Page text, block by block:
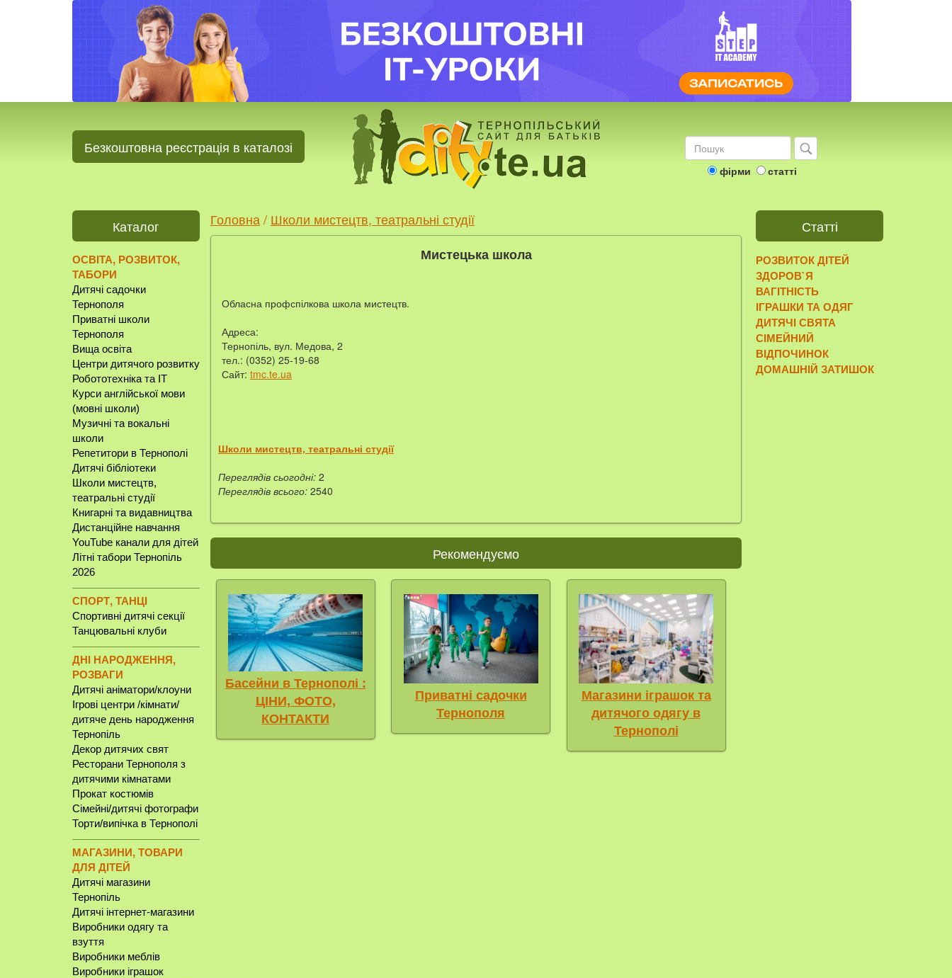
Безкоштовна реєстрація в каталозі
фірми статті
Каталог
ОСВІТА, РОЗВИТОК,
ТАБОРИ
Дитячі садочки
Тернополя
Приватні школи
Тернополя
Вища освіта
Центри дитячого розвитку
Робототехніка та IT
Курси англійської мови
(мовні школи)
Музичні та вокальні
школи
Репетитори в Тернополі
Дитячі бібліотеки
Школи мистецтв,
театральні студії
Книгарні та видавництва
Дистанційне навчання
YouTube канали для дітей
Літні табори Тернопіль
2026
СПОРТ, ТАНЦІ
Спортивні дитячі секції
Танцювальні клуби
ДНІ НАРОДЖЕННЯ,
РОЗВАГИ
Дитячі аніматори/клоуни
Ігрові центри /кімнати/
дитяче день народження
Тернопіль
Декор дитячих свят
Ресторани Тернополя з
дитячими кімнатами
Прокат костюмів
Сімейні/дитячі фотографи
Торти/випічка в Тернополі
МАГАЗИНИ, ТОВАРИ
ДЛЯ ДІТЕЙ
Дитячі магазини
Тернопіль
Дитячі інтернет-магазини
Виробники одягу та
взуття
Виробники меблів
Виробники іграшок
Головна / Школи мистецтв, театральні студії
Мистецька школа
Обласна профспілкова школа мистецтв.
Адреса:
Тернопіль, вул. Медова, 2
тел.: (0352) 25-19-68
Сайт: tmc.te.ua
Школи мистецтв, театральні студії
Переглядів сьогодні: 2
Переглядів всього: 2540
Рекомендуємо
Басейни в Тернополі :
ЦІНИ, ФОТО,
КОНТАКТИ
Приватні садочки
Тернополя
Магазини іграшок та
дитячого одягу в
Тернополі
Статті
РОЗВИТОК ДІТЕЙ
ЗДОРОВ`Я
ВАГІТНІСТЬ
ІГРАШКИ ТА ОДЯГ
ДИТЯЧІ СВЯТА
СІМЕЙНИЙ
ВІДПОЧИНОК
ДОМАШНІЙ ЗАТИШОК